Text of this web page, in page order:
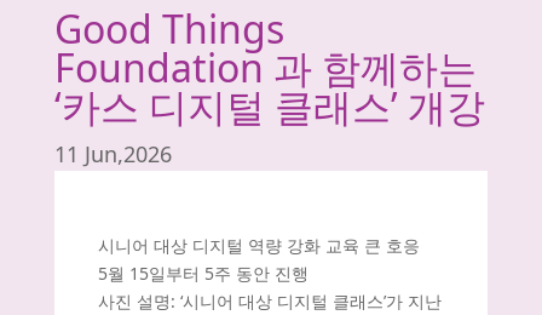
Good Things
Foundation 과 함께하는
‘카스 디지털 클래스’ 개강
11 Jun,2026
시니어 대상 디지털 역량 강화 교육 큰 호응
5월 15일부터 5주 동안 진행
사진 설명: ‘시니어 대상 디지털 클래스’가 지난